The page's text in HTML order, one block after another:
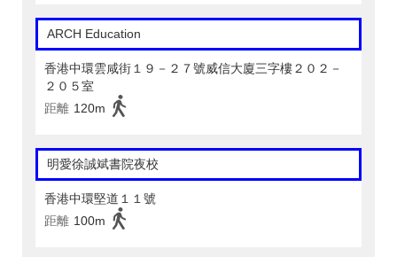
ARCH Education
香港中環雲咸街１９－２７號威信大廈三字樓２０２－
２０５室
距離 120m
明愛徐誠斌書院夜校
香港中環堅道１１號
距離 100m